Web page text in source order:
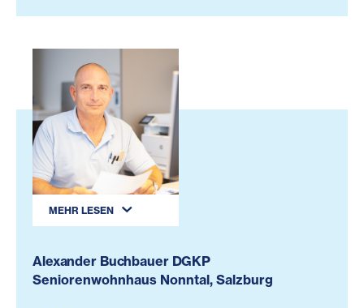
MEHR LESEN
Alexander Buchbauer DGKP
Seniorenwohnhaus Nonntal, Salzburg